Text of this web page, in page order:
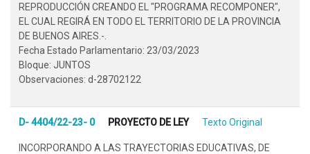
REPRODUCCIÓN CREANDO EL "PROGRAMA RECOMPONER",
EL CUAL REGIRÁ EN TODO EL TERRITORIO DE LA PROVINCIA
DE BUENOS AIRES.-.
Fecha Estado Parlamentario: 23/03/2023
Bloque: JUNTOS
Observaciones: d-28702122
D- 4404/22-23- 0 PROYECTO DE LEY Texto Original
INCORPORANDO A LAS TRAYECTORIAS EDUCATIVAS, DE